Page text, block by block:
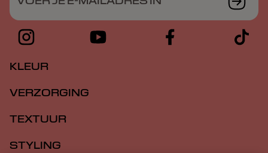
KLEUR
VERZORGING
TEXTUUR
STYLING